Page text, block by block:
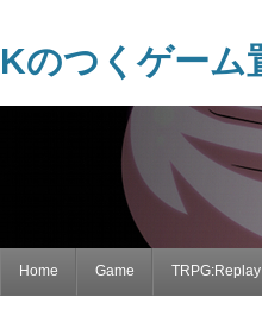
Kのつくゲーム
Home Game TRPG:Replay